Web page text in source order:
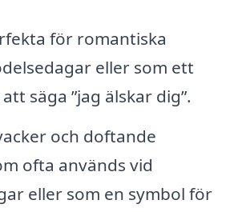
för romantiska
eller som ett
säga ”jag älskar dig”.
och doftande
ofta används vid
eller som en symbol för